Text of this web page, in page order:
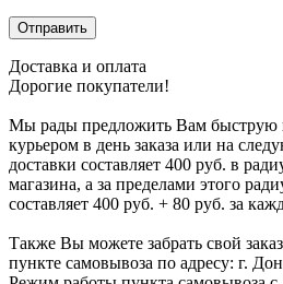
Доставка и оплата
Дорогие покупатели!
Мы рады предложить Вам быструю
курьером в день заказа или на
доставки составляет 400 руб. в
магазина, а за пределами этого
составляет 400 руб. + 80 руб. за
Также Вы можете забрать свой
пункте самовывоза по адресу: г.